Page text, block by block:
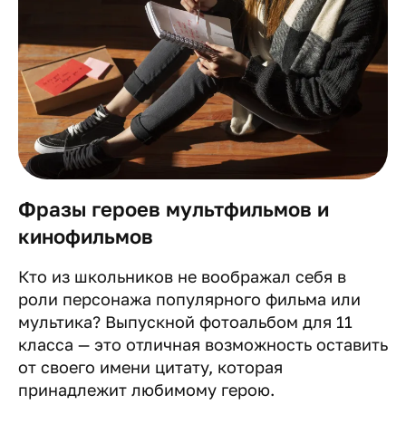
Фразы героев мультфильмов и
кинофильмов
Кто из школьников не воображал себя в
роли персонажа популярного фильма или
мультика? Выпускной фотоальбом для 11
класса — это отличная возможность оставить
от своего имени цитату, которая
принадлежит любимому герою.